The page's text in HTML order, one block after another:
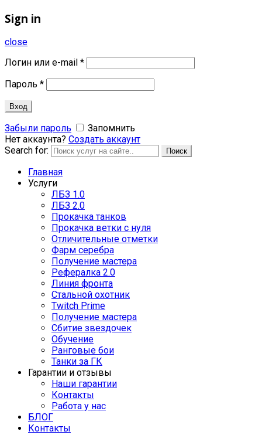
Sign in
close
Логин или e-mail *
Пароль *
Вход
Забыли пароль
Запомнить
Нет аккаунта? Создать аккаунт
Search for:
Поиск
Главная
Услуги
ЛБЗ 1.0
ЛБЗ 2.0
Прокачка танков
Прокачка ветки с нуля
Отличительные отметки
Фарм серебра
Получение мастера
Рефералка 2.0
Линия фронта
Стальной охотник
Twitch Prime
Получение мастера
Сбитие звездочек
Обучение
Ранговые бои
Танки за ГК
Гарантии и отзывы
Наши гарантии
Контакты
Работа у нас
БЛОГ
Контакты